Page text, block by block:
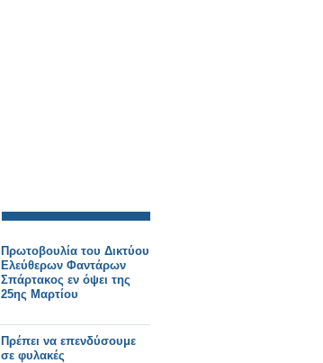
Πρωτοβουλία του Δικτύου
Ελεύθερων Φαντάρων
Σπάρτακος εν όψει της
25ης Μαρτίου
Πρέπει να επενδύσουμε
σε φυλακές